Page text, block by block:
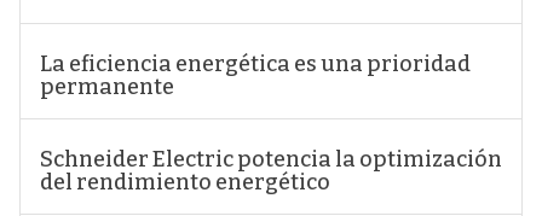
La eficiencia energética es una prioridad
permanente
Schneider Electric potencia la optimización
del rendimiento energético